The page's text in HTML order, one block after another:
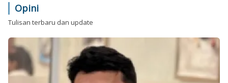
Opini
Tulisan terbaru dan update